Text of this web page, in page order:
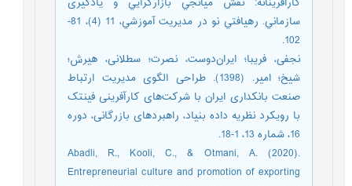
سازماني. رهيافتي نو در مديريت آموزشي، 11 (4)، 81-
102.
نجفی، فریبا؛ ایران‌دوست، نصرت؛ سطلانی، هیرش؛
شیخ؛ امیر. (1398). طراحی الگوی مدیریت ارتباط
صنعت بانکداری ایران با شرکت‌های کارآفرینی فینتک
با رویکرد نظریه داده بنیاد، راهبردهای بازرگانی، دوره
16، شماره 13، 1-18.
Abadli, R., Kooli, C., & Otmani, A. (2020).
Entrepreneurial culture and promotion of exporting